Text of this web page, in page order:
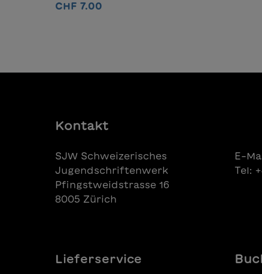
Antoine. Mais Antoine a un
CHF 7.00
Kontakt
SJW Schweizerisches
Jugendschriftenwerk
Pfingstweidstrasse 16
8005 Zürich
E-
Tel:
Lieferservice